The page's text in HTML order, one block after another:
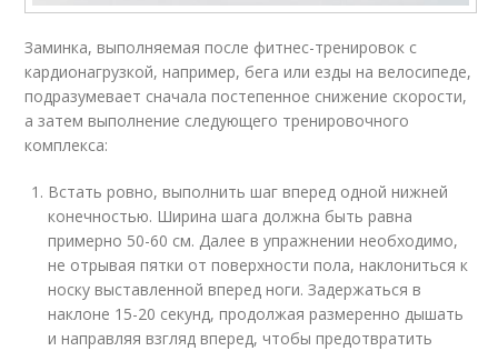
Заминка, выполняемая после фитнес-тренировок с
кардионагрузкой, например, бега или езды на велосипеде,
подразумевает сначала постепенное снижение скорости,
а затем выполнение следующего тренировочного
комплекса:
Встать ровно, выполнить шаг вперед одной нижней
конечностью. Ширина шага должна быть равна
примерно 50-60 см. Далее в упражнении необходимо,
не отрывая пятки от поверхности пола, наклониться к
носку выставленной вперед ноги. Задержаться в
наклоне 15-20 секунд, продолжая размеренно дышать
и направляя взгляд вперед, чтобы предотвратить